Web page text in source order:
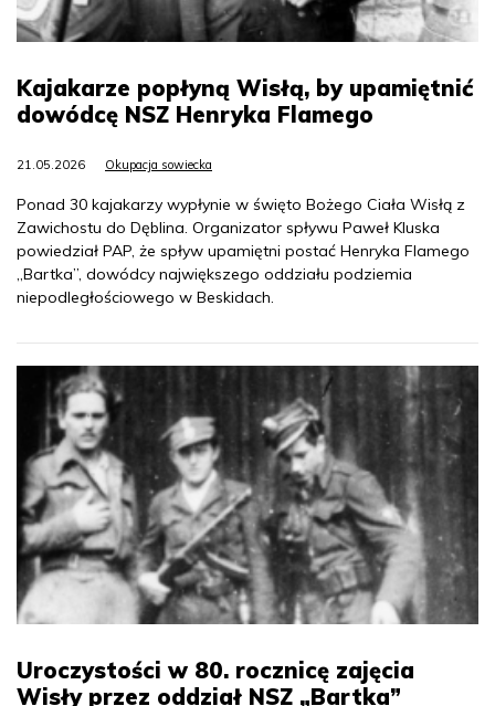
Kajakarze popłyną Wisłą, by upamiętnić
dowódcę NSZ Henryka Flamego
21.05.2026 Okupacja sowiecka
Ponad 30 kajakarzy wypłynie w święto Bożego Ciała Wisłą z
Zawichostu do Dęblina. Organizator spływu Paweł Kluska
powiedział PAP, że spływ upamiętni postać Henryka Flamego
„Bartka”, dowódcy największego oddziału podziemia
niepodległościowego w Beskidach.
Uroczystości w 80. rocznicę zajęcia
Wisły przez oddział NSZ „Bartka”